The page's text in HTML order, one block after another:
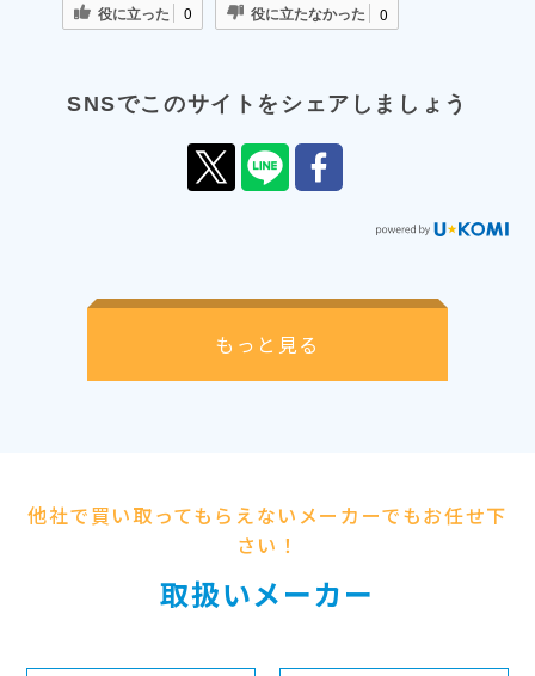
役に立った 0 役に立たなかった 0
SNSでこのサイトをシェアしましょう
もっと見る
他社で買い取ってもらえないメーカーでもお任せ下
さい！
取扱いメーカー